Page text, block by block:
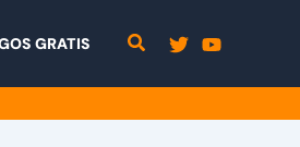
GRATIS